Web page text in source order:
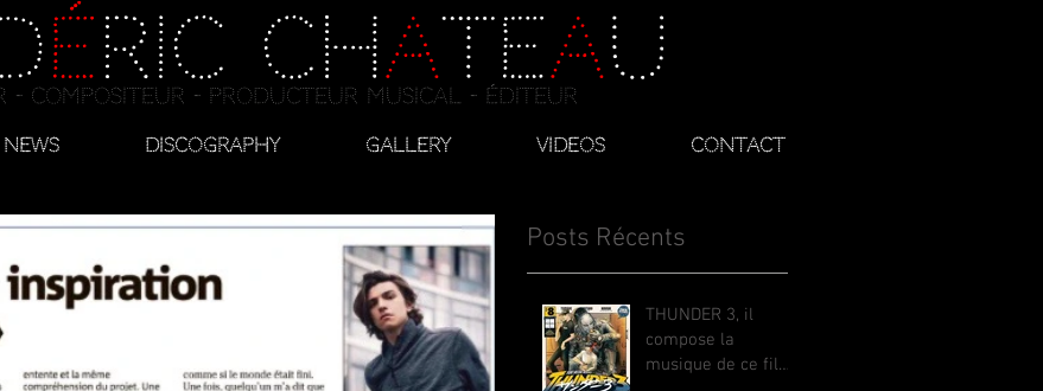
éric Chateau
- compositeur - producteur musical - éditeur
News DISCOGRAPHY Gallery Videos Contact
Posts Récents
THUNDER 3, il
compose la
musique de ce film